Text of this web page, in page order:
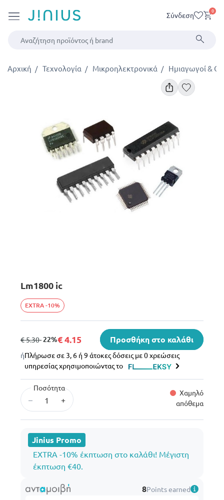
Σύνδεση 0
Αρχική Τεχνολογία Μικροηλεκτρονικά Ημιαγωγοί &
Lm1800 ic
EXTRA -10%
από
€ 5.30σε
- 22%€ 4.15 Προσθήκη στο καλάθι
ήΠλήρωσε σε 3, 6 ή 9 άτοκες δόσεις με 0 χρεώσεις
υπηρεσίας χρησιμοποιώντας το
Ποσότητα
– +
Χαμηλό
απόθεμα
Jinius Promo
EXTRA -10% έκπτωση στο καλάθι! Μέγιστη
έκπτωση €40.
8Points earned